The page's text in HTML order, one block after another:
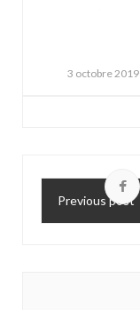
3 octobre 2019
Previous post